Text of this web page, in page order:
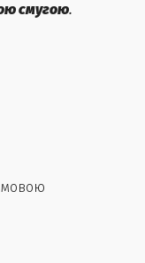
смугою.